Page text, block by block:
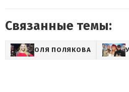
Связанные темы:
ОЛЯ ПОЛЯКОВА